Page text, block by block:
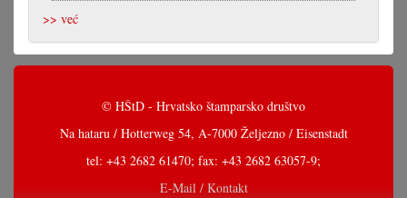
>> već
© HŠtD - Hrvatsko štamparsko društvo
Na hataru / Hotterweg 54, A-7000 Željezno / Eisenstadt
tel: +43 2682 61470; fax: +43 2682 63057-9;
E-Mail / Kontakt